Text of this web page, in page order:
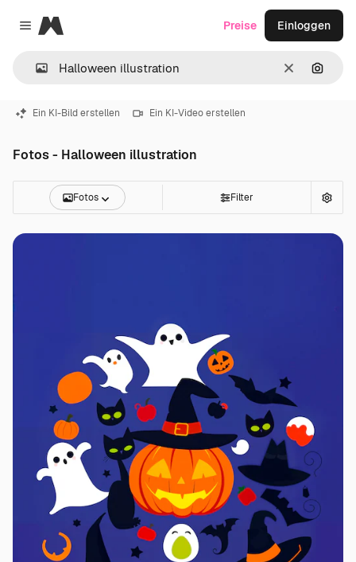
Close menu
Magnific
LöschenNach
Preise Einloggen
Ein KI-Bild erstellen Ein KI-Video erstellen
Fotos - Halloween illustration
Fotos Filter